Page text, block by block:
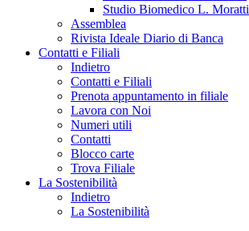
Studio Biomedico L. Moratti
Assemblea
Rivista Ideale Diario di Banca
Contatti e Filiali
Indietro
Contatti e Filiali
Prenota appuntamento in filiale
Lavora con Noi
Numeri utili
Contatti
Blocco carte
Trova Filiale
La Sostenibilità
Indietro
La Sostenibilità